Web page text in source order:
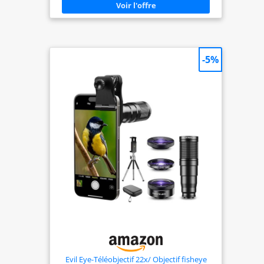
vitesses de l'objectif réduit le flou de bougé,
garantissant des prises de vue stables même sans
trépied, ce qui s'avère utile dans les situations de
images fantômes et les reflets causés par les reflets
de surface, afin de conserver des images de haute
L'objectif est compatible avec les appareils photo
reflex APS-C Canon EOS, les appareils photo
hybrides de la série Canon EOS M avec la bague
d'adaptation monture EF-EOS M et les appareils
photo hybrides de la série Canon EOS R avec les
bagues d'adaptation monture EF-EOS R. Utilisé
avec les appareils photo plein format de la série R,
cet objectif offre un recadrage de 1,6x. Cet objectif
n'est pas compatible avec les modèles « EOS R »
tels que EOS R100, R50, R10, R6, R7, R8 (sauf si
vous achetez l'adaptateur de monture).
Evil Eye-Téléobjectif 22x/ Objectif fisheye
-5%